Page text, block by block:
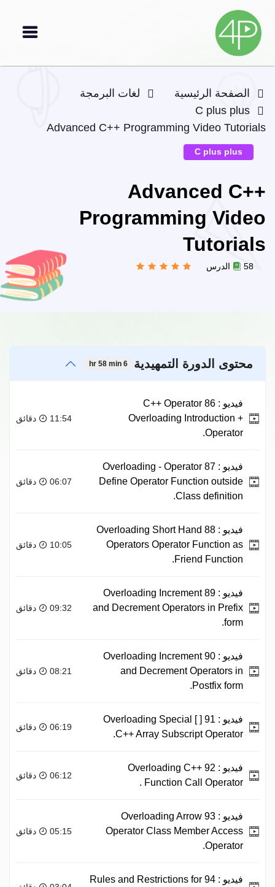
الصفحة الرئيسية
لغات البرمجة
C plus plus
Advanced C++ Programming Video Tutorials
C plus plus
Advanced C++
Programming Video
Tutorials
58 الدرس
محتوى الدورة التمهيدية 6 hr 58 min
فيديو :
86 C++ Operator
Overloading Introduction +
Operator.
11:54 دقائق
فيديو :
87 Overloading - Operator
Define Operator Function outside
Class definition.
06:07 دقائق
فيديو :
88 Overloading Short Hand
Operators Operator Function as
Friend Function.
10:05 دقائق
فيديو :
89 Overloading Increment
and Decrement Operators in Prefix
form.
09:32 دقائق
فيديو :
90 Overloading Increment
and Decrement Operators in
Postfix form.
08:21 دقائق
فيديو :
91 Overloading Special [ ]
C++ Array Subscript Operator.
06:19 دقائق
فيديو :
92 Overloading C++
Function Call Operator .
06:12 دقائق
فيديو :
93 Overloading Arrow
Operator Class Member Access
Operator.
05:15 دقائق
فيديو :
94 Rules and Restrictions for